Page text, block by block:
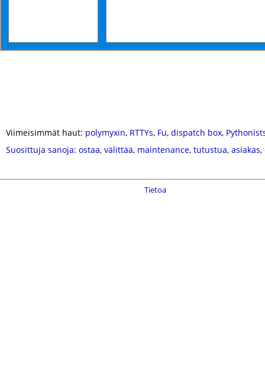
Viimeisimmät haut: polymyxin, RTTYs, Fu, dispatch box,
Suosittuja sanoja: ostaa, välittää, maintenance, tutustua, asiakas,
Tietoa